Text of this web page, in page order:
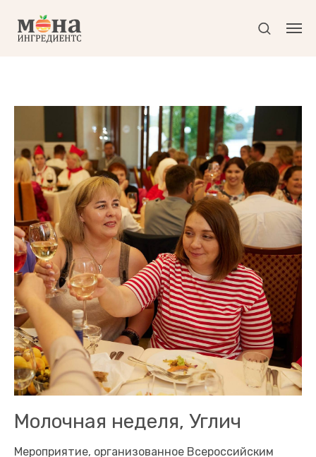
Молочная неделя, Углич
Мероприятие, организованное Всероссийским